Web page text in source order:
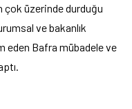
çok üzerinde durduğu
ve bakanlık
eden Bafra mübadele ve